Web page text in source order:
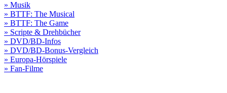
» Musik
» BTTF: The Musical
» BTTF: The Game
» Scripte & Drehbücher
» DVD/BD-Infos
» DVD/BD-Bonus-Vergleich
» Europa-Hörspiele
» Fan-Filme